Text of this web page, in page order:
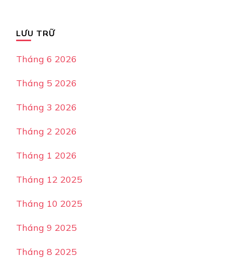
LƯU TRỮ
Tháng 6 2026
Tháng 5 2026
Tháng 3 2026
Tháng 2 2026
Tháng 1 2026
Tháng 12 2025
Tháng 10 2025
Tháng 9 2025
Tháng 8 2025